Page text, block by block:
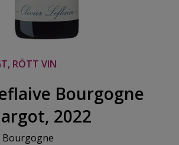
RÖTT VIN
Bourgogne
2022
Bourgogne